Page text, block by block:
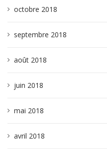
octobre 2018
septembre 2018
août 2018
juin 2018
mai 2018
avril 2018